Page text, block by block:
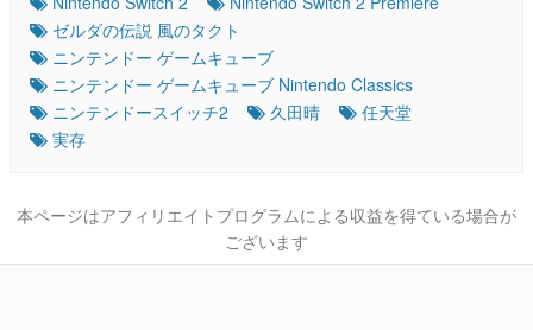
ゼルダの伝説 風のタクト
ニンテンドー ゲームキューブ
ニンテンドー ゲームキューブ Nintendo Classics
ニンテンドースイッチ2
久田晴
任天堂
実存
本ページはアフィリエイトプログラムによる収益を得ている場合が
ございます